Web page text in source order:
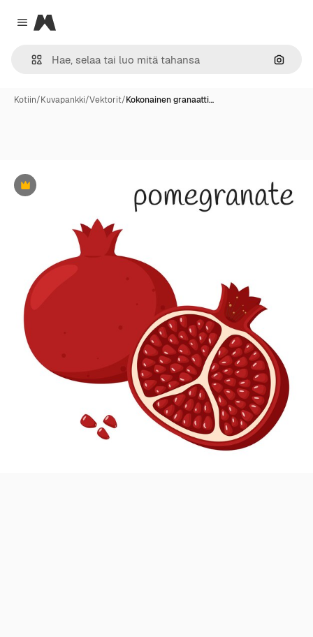
Close menu
Magnific
Hae
Kotiin/Kuvapankki/Vektorit/Kokonainen granaatti…
Premium